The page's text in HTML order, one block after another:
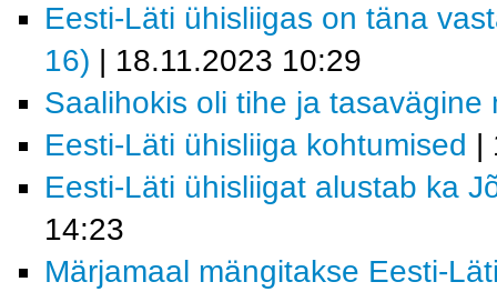
Eesti-Läti ühisliigas on täna
16) | 18.11.2023 10:29
Saalihokis oli tihe ja tasavägine
Eesti-Läti ühisliiga kohtumised |
Eesti-Läti ühisliigat alustab ka
14:23
Märjamaal mängitakse Eesti-